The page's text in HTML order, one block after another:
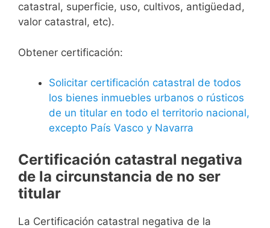
catastral, superficie, uso, cultivos, antigüedad,
valor catastral, etc).
Obtener certificación:
Solicitar certificación catastral de todos
los bienes inmuebles urbanos o rústicos
de un titular en todo el territorio nacional,
excepto País Vasco y Navarra
Certificación catastral negativa
de la circunstancia de no ser
titular
La Certificación catastral negativa de la